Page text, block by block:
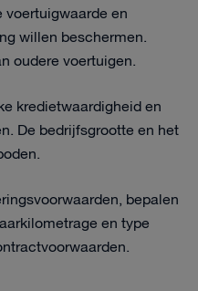
voertuigwaarde en
willen beschermen.
oudere voertuigen.
kredietwaardigheid en
De bedrijfsgrootte en het
bepalen
en type